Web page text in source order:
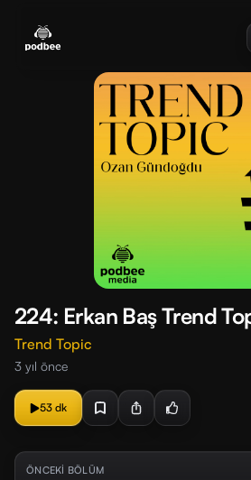
menu
224: Erkan Baş Trend
Trend Topic
3 yıl önce
53 dk
ÖNCEKİ BÖLÜM